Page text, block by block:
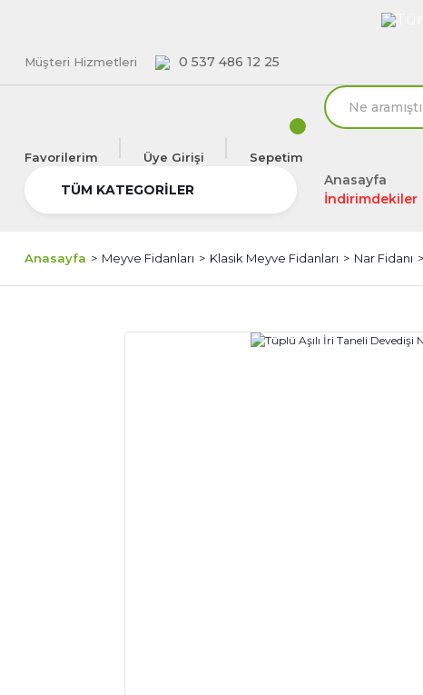
Müşteri Hizmetleri 0 537 486 12 25
Favorilerim Üye Girişi Sepetim
TÜM KATEGORİLER
Anasayfa
İndirimdekiler
Anasayfa Meyve Fidanları Klasik Meyve Fidanları Nar Fidanı